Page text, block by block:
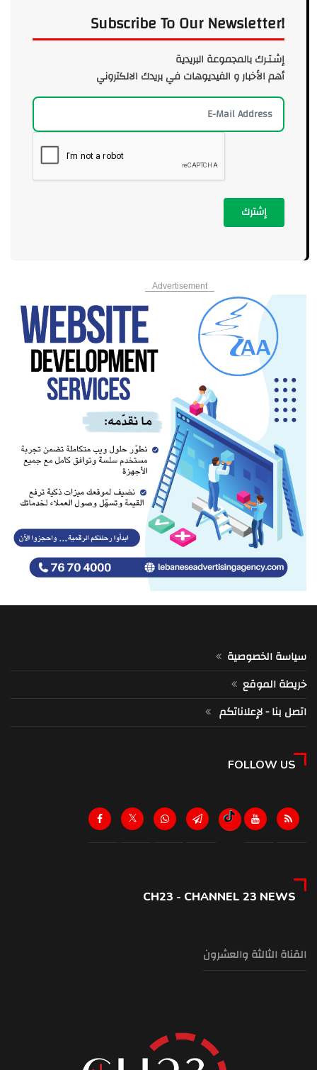
Subscribe To Our Newsletter!
إشـتـرك بالمجموعة البريدية
أهم الأخبار و الفيديوهات في بريدك الالكتروني
إشترك
Advertisement
سياسة الخصوصية
خريطة الموقع
اتصل بنا - لإعلاناتكم
FOLLOW US
CH23 - CHANNEL 23 NEWS
القناة الثالثة والعشرون